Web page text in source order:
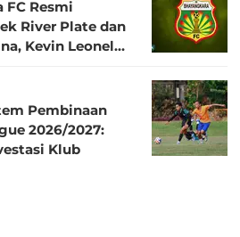
FC Resmi
River Plate dan
Pembinaan
2026/2027:
Klub